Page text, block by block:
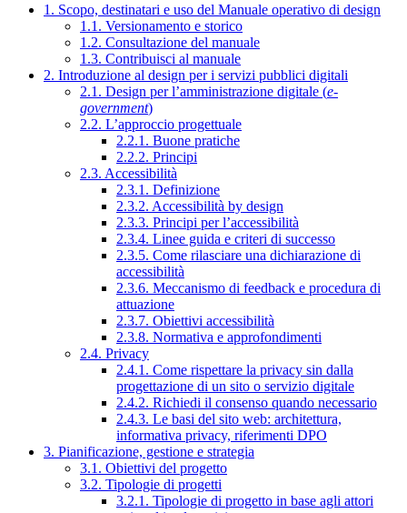
1. Scopo, destinatari e uso del Manuale operativo di design
1.1. Versionamento e storico
1.2. Consultazione del manuale
1.3. Contribuisci al manuale
2. Introduzione al design per i servizi pubblici digitali
2.1. Design per l’amministrazione digitale (e-
government)
2.2. L’approccio progettuale
2.2.1. Buone pratiche
2.2.2. Principi
2.3. Accessibilità
2.3.1. Definizione
2.3.2. Accessibilità by design
2.3.3. Principi per l’accessibilità
2.3.4. Linee guida e criteri di successo
2.3.5. Come rilasciare una dichiarazione di
accessibilità
2.3.6. Meccanismo di feedback e procedura di
attuazione
2.3.7. Obiettivi accessibilità
2.3.8. Normativa e approfondimenti
2.4. Privacy
2.4.1. Come rispettare la privacy sin dalla
progettazione di un sito o servizio digitale
2.4.2. Richiedi il consenso quando necessario
2.4.3. Le basi del sito web: architettura,
informativa privacy, riferimenti DPO
3. Pianificazione, gestione e strategia
3.1. Obiettivi del progetto
3.2. Tipologie di progetti
3.2.1. Tipologie di progetto in base agli attori